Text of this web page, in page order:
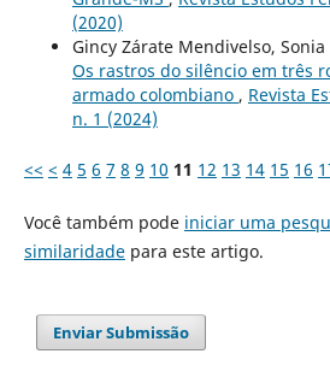
(2020)
Gincy Zárate Mendivelso,
Os rastros do silêncio em três
armado colombiano , Revista
n. 1 (2024)
<< < 4 5 6 7 8 9 10 11 12 13 14 15 16
Você também pode iniciar uma
similaridadepara este artigo.
Enviar Submissão